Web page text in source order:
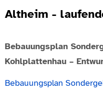
Altheim -
Bebauungsplan
Kohlplattenhau –
Bebauungsplan